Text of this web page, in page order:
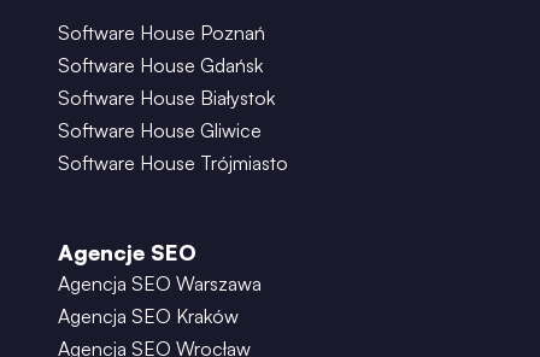
Software House Poznań
Software House Gdańsk
Software House Białystok
Software House Gliwice
Software House Trójmiasto
Agencje SEO
Agencja SEO Warszawa
Agencja SEO Kraków
Agencja SEO Wrocław